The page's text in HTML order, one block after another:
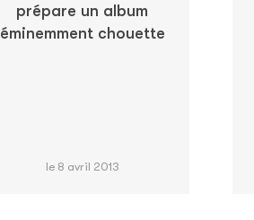
prépare un album
éminemment chouette
le 8 avril 2013